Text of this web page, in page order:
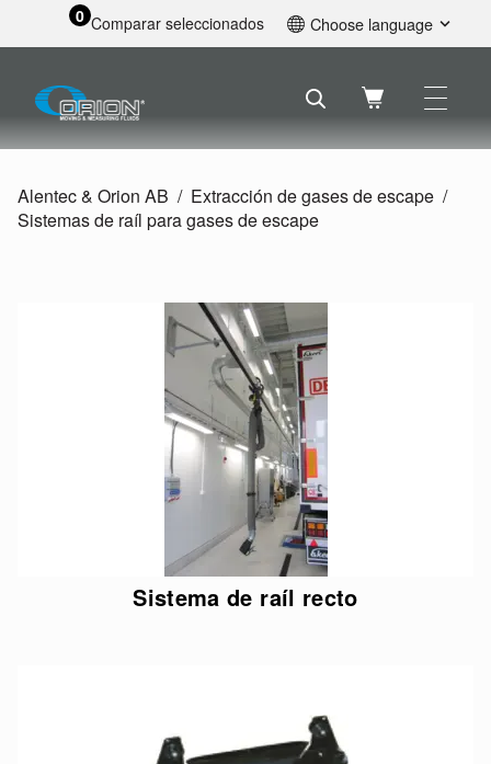
0 Comparar seleccionados Choose language
Svenska
Nederlands
Deutsch
Alentec & Orion AB
Extracción de gases de escape
Sistemas de raíl para gases de escape
Sistema de raíl recto